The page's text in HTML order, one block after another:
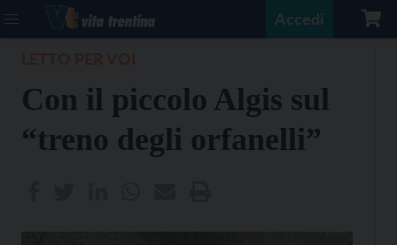
Accedi
Con il piccolo Algis sul
“treno degli orfanelli”